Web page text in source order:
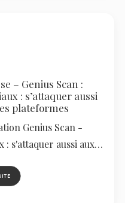
– Genius Scan :
: s’attaquer aussi
plateformes
Genius Scan -
: s'attaquer aussi aux…